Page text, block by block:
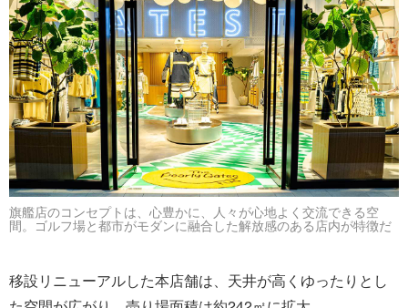
旗艦店のコンセプトは、心豊かに、人々が心地よく交流できる空
間。ゴルフ場と都市がモダンに融合した解放感のある店内が特徴だ
移設リニューアルした本店舗は、天井が高くゆったりとし